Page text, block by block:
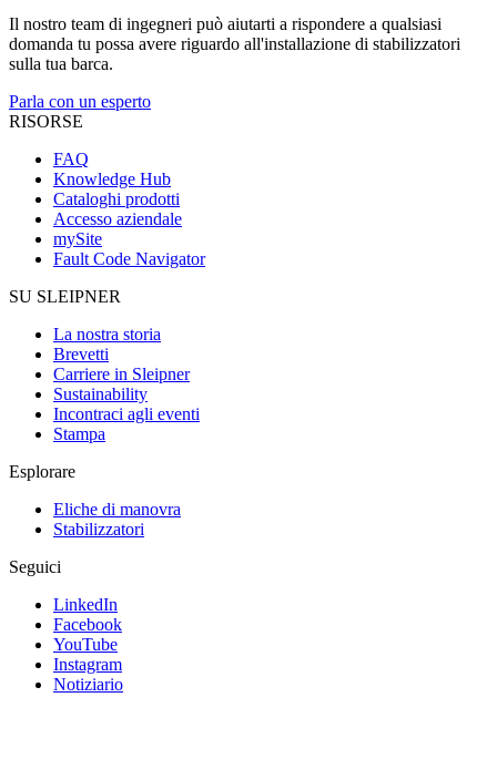
Il nostro team di ingegneri può aiutarti a rispondere a qualsiasi
domanda tu possa avere riguardo all'installazione di stabilizzatori
sulla tua barca.
Parla con un esperto
RISORSE
FAQ
Knowledge Hub
Cataloghi prodotti
Accesso aziendale
mySite
Fault Code Navigator
SU SLEIPNER
La nostra storia
Brevetti
Carriere in Sleipner
Sustainability
Incontraci agli eventi
Stampa
Esplorare
Eliche di manovra
Stabilizzatori
Seguici
LinkedIn
Facebook
YouTube
Instagram
Notiziario